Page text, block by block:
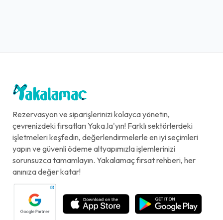
Rezervasyon ve siparişlerinizi kolayca yönetin,
çevrenizdeki fırsatları Yaka.la'yın! Farklı sektörlerdeki
işletmeleri keşfedin, değerlendirmelerle en iyi seçimleri
yapın ve güvenli ödeme altyapımızla işlemlerinizi
sorunsuzca tamamlayın. Yakalamaç fırsat rehberi, her
anınıza değer katar!